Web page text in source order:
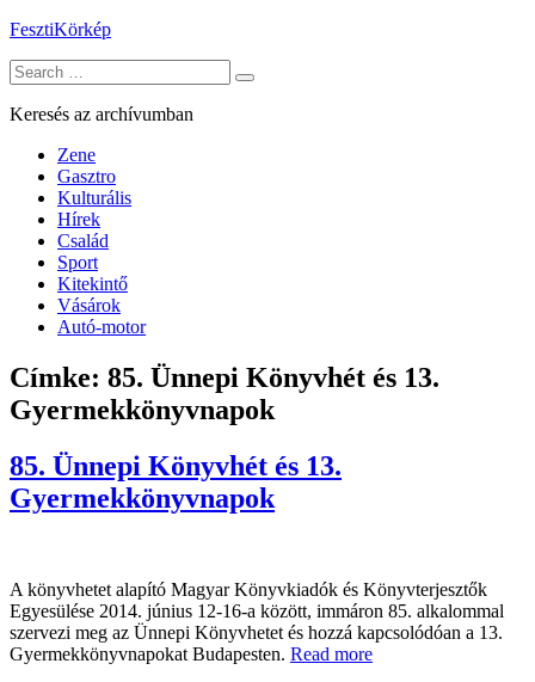
Skip
content
FesztiKörkép
Search
for:
Keresés az archívumban
Zene
Gasztro
Kulturális
Hírek
Család
Sport
Kitekintő
Vásárok
Autó-motor
Címke: 85. Ünnepi Könyvhét és 13.
Gyermekkönyvnapok
85. Ünnepi Könyvhét és 13.
Gyermekkönyvnapok
A könyvhetet alapító Magyar Könyvkiadók és Könyvterjesztők
Egyesülése 2014. június 12-16-a között, immáron 85. alkalommal
szervezi meg az Ünnepi Könyvhetet és hozzá kapcsolódóan a 13.
Gyermekkönyvnapokat Budapesten. Read more